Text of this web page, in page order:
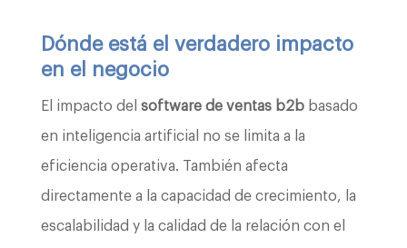
Dónde está el verdadero impacto
en el negocio
El impacto del software de ventas b2bbasado
en inteligencia artificial no se limita a la
eficiencia operativa. También afecta
directamente a la capacidad de crecimiento, la
escalabilidad y la calidad de la relación con el